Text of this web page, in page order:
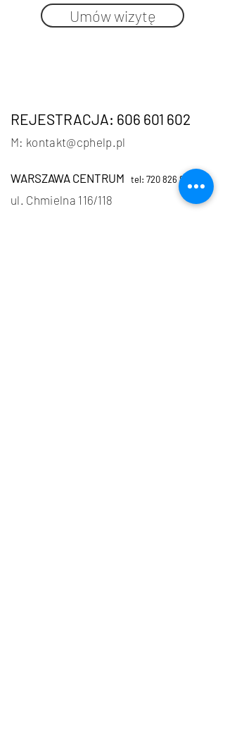
Umów wizytę
REJESTRACJA: 606 601 602
M: kontakt@cphelp.pl
WARSZAWA CENTRUM tel: 720 826 806
ul. Chmielna 116/118